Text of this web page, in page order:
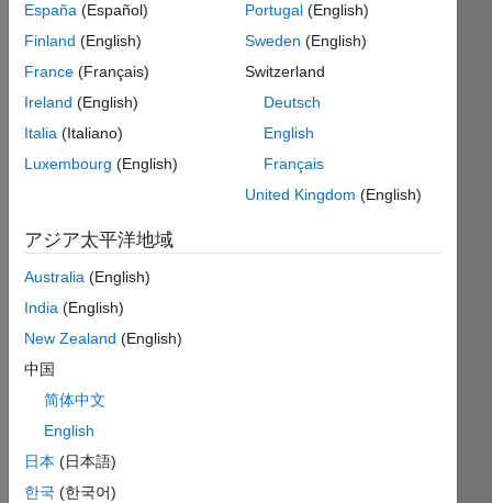
24
Streak
Contribute
least
each
for
24
consecutive
España (Español)
Finland (English)
France (Français)
Ireland (English)
Italia (Italiano)
Luxembourg (English)
Portugal(English)
Sweden (English)
Switzerland
Deutsch
English
Français
United Kingdom (English)
アジア太平洋地域
Australia (English)
India (English)
New Zealand (English)
中国
简体中文
English
日本 (日本語)
한국 (한국어)